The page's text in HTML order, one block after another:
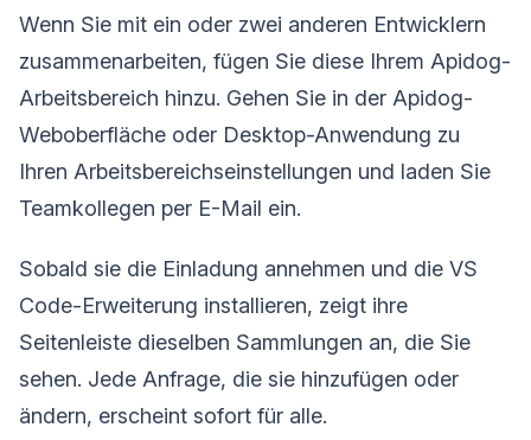
Wenn Sie mit ein oder zwei anderen Entwicklern
zusammenarbeiten, fügen Sie diese Ihrem Apidog-
Arbeitsbereich hinzu. Gehen Sie in der Apidog-
Weboberfläche oder Desktop-Anwendung zu
Ihren Arbeitsbereichseinstellungen und laden Sie
Teamkollegen per E-Mail ein.
Sobald sie die Einladung annehmen und die VS
Code-Erweiterung installieren, zeigt ihre
Seitenleiste dieselben Sammlungen an, die Sie
sehen. Jede Anfrage, die sie hinzufügen oder
ändern, erscheint sofort für alle.